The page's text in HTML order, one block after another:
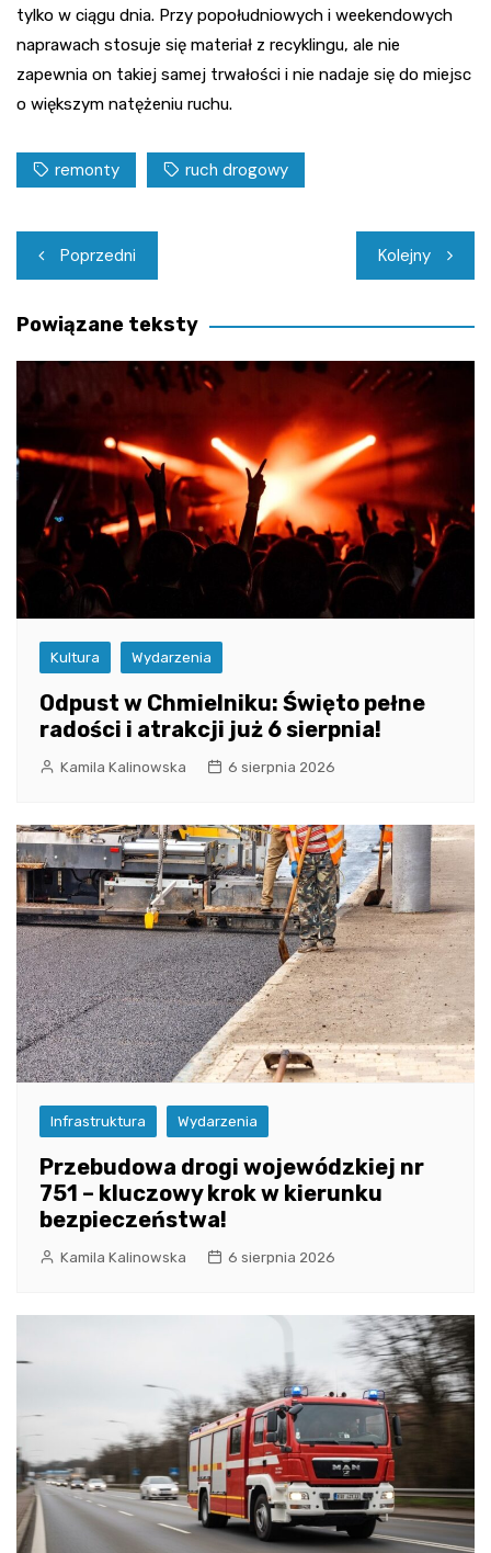
tylko w ciągu dnia. Przy popołudniowych i weekendowych
naprawach stosuje się materiał z recyklingu, ale nie
zapewnia on takiej samej trwałości i nie nadaje się do miejsc
o większym natężeniu ruchu.
remonty ruch drogowy
Nawigacja
wpisu
Poprzedni Kolejny
Powiązane teksty
Kultura Wydarzenia
Odpust w Chmielniku: Święto pełne
radości i atrakcji już 6 sierpnia!
Kamila Kalinowska 6 sierpnia 2026
Infrastruktura Wydarzenia
Przebudowa drogi wojewódzkiej nr
751 – kluczowy krok w kierunku
bezpieczeństwa!
Kamila Kalinowska 6 sierpnia 2026